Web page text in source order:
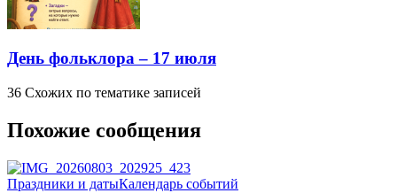
День фольклора – 17 июля
36 Схожих по тематике записей
Похожие сообщения
Праздники и датыКалендарь событий